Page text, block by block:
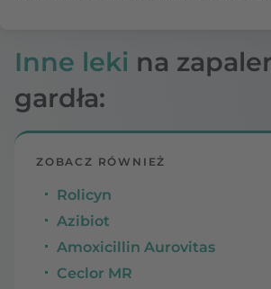
Inne leki na
gardła:
ZOBACZ RÓWNIEŻ
Rolicyn
Azibiot
Amoxicillin Aurovitas
Ceclor MR